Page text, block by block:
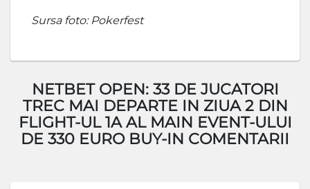
Sursa foto: Pokerfest
NETBET OPEN: 33 DE JUCATORI
TREC MAI DEPARTE IN ZIUA 2 DIN
FLIGHT-UL 1A AL MAIN EVENT-ULUI
DE 330 EURO BUY-IN COMENTARII